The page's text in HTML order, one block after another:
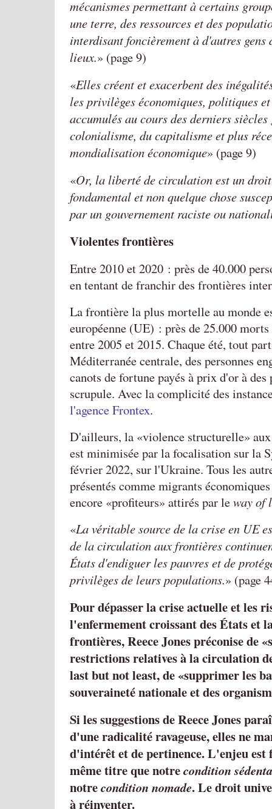
mécanismes permettant à certains
une terre, des ressources et des
interdisant foncièrement à d'autres gens
lieux.
(page 9)
Elles créent et exacerbent des
les privilèges économiques, politiques
accumulés au cours des derniers
colonialisme, du capitalisme et plus
mondialisation économique (page 9)
Or, la liberté de circulation est un
fondamental et non quelque chose
par un gouvernement raciste ou
Violentes frontières
Entre 2010 et 2020 : près de 40.000
en tentant de franchir des frontières
La frontière la plus mortelle au monde
européenne (UE) : près de 25.000
entre 2005 et 2015. Chaque été, tout
Méditerranée centrale, des personnes
canots de fortune payés à prix d'or à des
scrupule. Avec la complicité des
l'agence Frontex.
D'ailleurs, la violence structurelle
est minimisée par la focalisation sur la
février 2022, sur l'Ukraine. Tous les
présentés comme migrants
encore profiteurs attirés par leway of
La véritable source de la crise en UE
de la circulation aux frontières
États d'endiguer les pauvres et de
privilèges de leurs populations.
(page
Pour dépasser la crise actuelle et les
l'enfermement croissant des États et
frontières, Reece Jones préconise de
restrictions relatives à la circulation
last but not least, de supprimer les
souveraineté nationale et des
Si les suggestions de Reece Jones
d'une radicalité ravageuse, elles ne
d'intérêt et de pertinence. L'enjeu est
même titre que notrecondition
notrecondition nomade. Le droit
à réinventer.